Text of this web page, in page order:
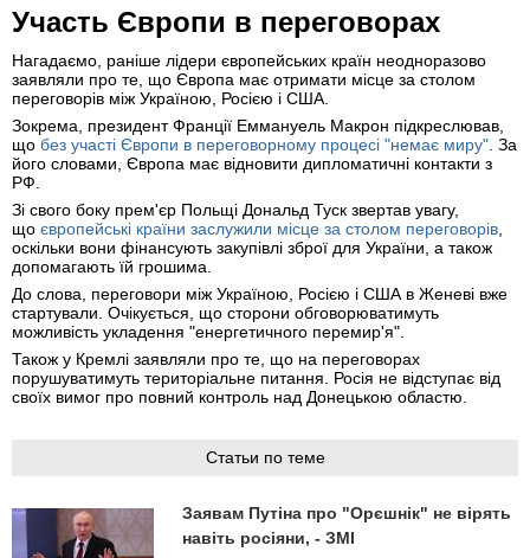
Участь Європи в переговорах
Нагадаємо, раніше лідери європейських країн неодноразово
заявляли про те, що Європа має отримати місце за столом
переговорів між Україною, Росією і США.
Зокрема, президент Франції Еммануель Макрон підкреслював,
що без участі Європи в переговорному процесі "немає миру" . За
його словами, Європа має відновити дипломатичні контакти з
РФ.
Зі свого боку прем'єр Польщі Дональд Туск звертав увагу,
що європейські країни заслужили місце за столом переговорів
оскільки вони фінансують закупівлі зброї для України, а також
допомагають їй грошима.
До слова, переговори між Україною, Росією і США в Женеві вже
стартували. Очікується, що сторони обговорюватимуть
можливість укладення "енергетичного перемир'я".
Також у Кремлі заявляли про те, що на переговорах
порушуватимуть територіальне питання. Росія не відступає від
своїх вимог про повний контроль над Донецькою областю.
Статьи по теме
Заявам Путіна про "Орєшнік" не вірять
навіть росіяни, - ЗМІ